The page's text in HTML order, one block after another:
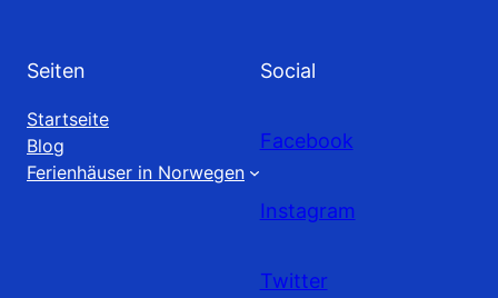
Seiten
Startseite
Blog
Ferienhäuser in Norwegen
Social
Facebook
Instagram
Twitter